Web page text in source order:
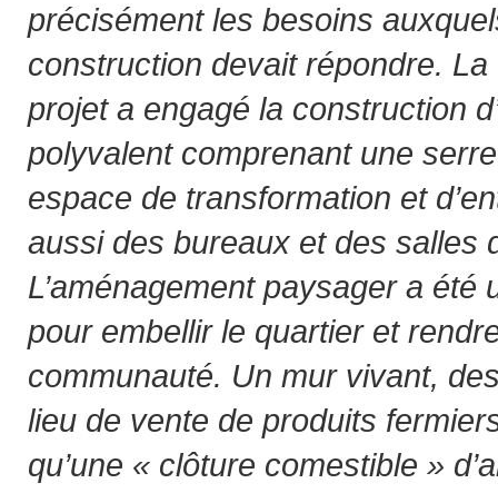
précisément les besoins
construction devait répondre.
projet a engagé la construction
polyvalent comprenant une
espace de transformation et
aussi des bureaux et des salles
L’aménagement paysager a été
pour embellir le quartier et
communauté. Un mur vivant,
lieu de vente de produits
qu’une « clôture comestible »